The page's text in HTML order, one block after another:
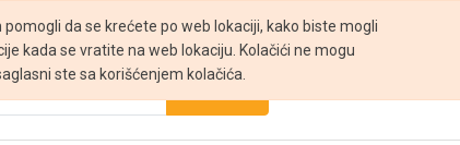
da se krećete po web lokaciji, kako biste mogli
kada se vratite na web lokaciju. Kolačići ne mogu
ste sa korišćenjem kolačića.